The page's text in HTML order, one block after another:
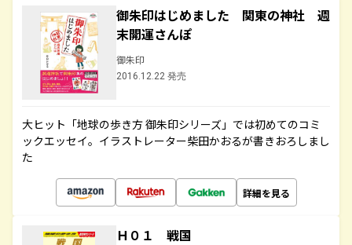
御朱印はじめました 関東の神社 週
末開運さんぽ
御朱印
2016.12.22 発売
大ヒット「地球の歩き方 御朱印シリーズ」では初めてのコミ
ックエッセイ。イラストレーター柴田かおるが書きおろしまし
た
詳細を見る
Ｈ０１ 戦国